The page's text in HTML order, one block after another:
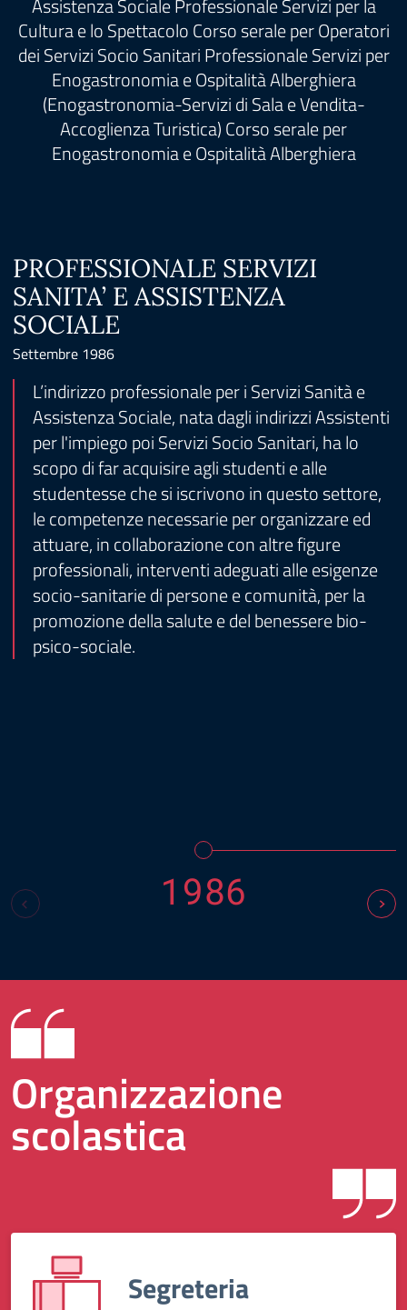
Assistenza Sociale Professionale Servizi per la
Cultura e lo Spettacolo Corso serale per Operatori
dei Servizi Socio Sanitari Professionale Servizi per
Enogastronomia e Ospitalità Alberghiera
(Enogastronomia-Servizi di Sala e Vendita-
Accoglienza Turistica) Corso serale per
Enogastronomia e Ospitalità Alberghiera
PROFESSIONALE SERVIZI
SANITA’ E ASSISTENZA
SOCIALE
Settembre 1986
L’indirizzo professionale per i Servizi Sanità e
Assistenza Sociale, nata dagli indirizzi Assistenti
per l'impiego poi Servizi Socio Sanitari, ha lo
scopo di far acquisire agli studenti e alle
studentesse che si iscrivono in questo settore,
le competenze necessarie per organizzare ed
attuare, in collaborazione con altre figure
professionali, interventi adeguati alle esigenze
socio-sanitarie di persone e comunità, per la
promozione della salute e del benessere bio-
psico-sociale.
1986
Organizzazione
scolastica
Segreteria